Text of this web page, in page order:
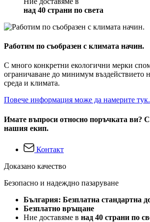
над 40 страни по света
Работим по съобразен с климата начин.
С много конкретни екологични мерки
ограничаване до минимум въздействието
среда и климата.
Повече информация може да намерите тук.
Имате въпроси относно поръчката ви?
нашия екип.
Контакт
Доказано качество
Безопасно и надеждно пазаруване
България: Безплатна стандартна
Безплатно връщане
Ние доставяме в над 40 страни по